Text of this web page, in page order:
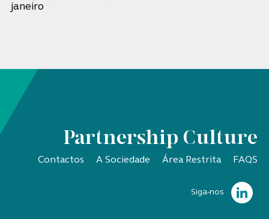
janeiro
Partnership Culture
Contactos A Sociedade Área Restrita FAQS
Siga-nos